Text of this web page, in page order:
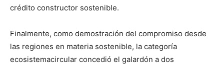
crédito constructor sostenible.
Finalmente, como demostración del compromiso desde
las regiones en materia sostenible, la categoría
ecosistemacircular concedió el galardón a dos